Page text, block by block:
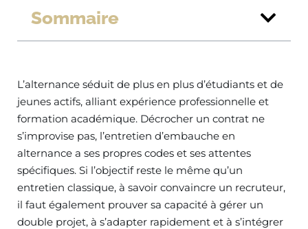
Sommaire
L’alternance séduit de plus en plus d’étudiants et de
jeunes actifs, alliant expérience professionnelle et
formation académique. Décrocher un contrat ne
s’improvise pas, l’entretien d’embauche en
alternance a ses propres codes et ses attentes
spécifiques. Si l’objectif reste le même qu’un
entretien classique, à savoir convaincre un recruteur,
il faut également prouver sa capacité à gérer un
double projet, à s’adapter rapidement et à s’intégrer